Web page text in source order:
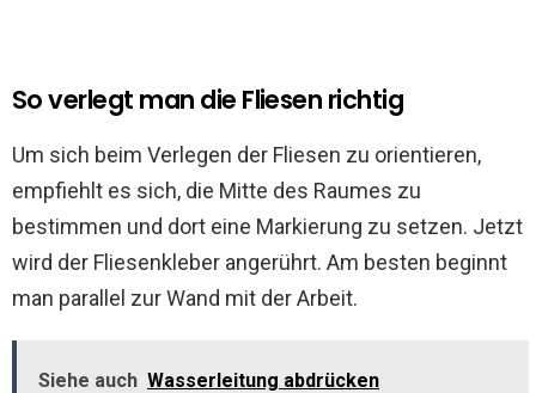
So verlegt man die Fliesen richtig
Um sich beim Verlegen der Fliesen zu orientieren,
empfiehlt es sich, die Mitte des Raumes zu
bestimmen und dort eine Markierung zu setzen. Jetzt
wird der Fliesenkleber angerührt. Am besten beginnt
man parallel zur Wand mit der Arbeit.
Siehe auch Wasserleitung abdrücken